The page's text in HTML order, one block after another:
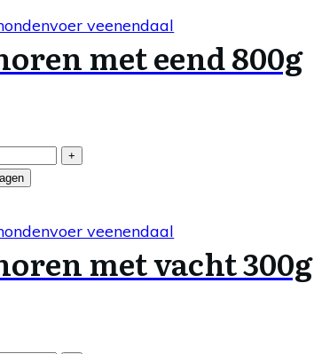
met eend 800g
+
met vacht 300g